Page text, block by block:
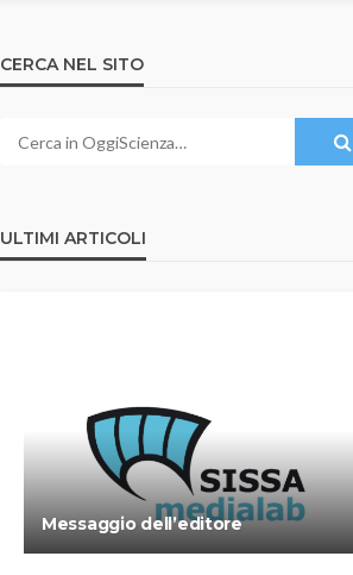
CERCA NEL SITO
ULTIMI ARTICOLI
Messaggio dell’editore